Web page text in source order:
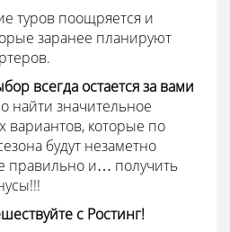
туров поощряется и
заранее планируют
всегда остается за вами
найти значительное
вариантов, которые по
будут незаметно
правильно и… получить
с Ростинг!